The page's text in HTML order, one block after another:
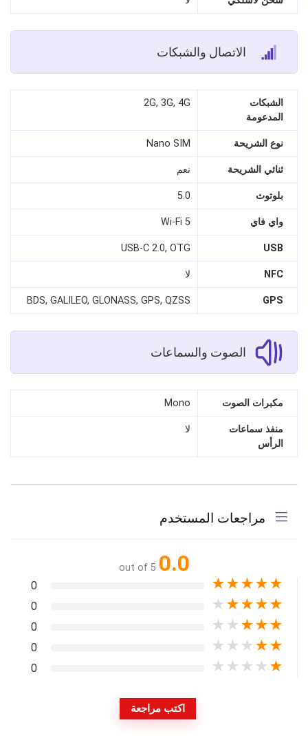
الاتصال والشبكات
الشبكات
المدعومة
2G, 3G, 4G
نوع الشريحة Nano SIM
ثنائي الشريحة نعم
بلوتوث 5.0
واي فاي Wi-Fi 5
USB
USB-C 2.0, OTG
NFC لا
GPS
BDS, GALILEO, GLONASS, GPS, QZSS
الصوت والسماعات
مكبرات الصوت Mono
منفذ سماعات
الرأس
لا
مراجعات المستخدم
0.0
out of 5
★
★
★
★
★
0
★
★
★
★
★
0
★
★
★
★
★
0
★
★
★
★
★
0
★
★
★
★
★
0
اكتب مراجعة